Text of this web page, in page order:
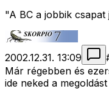
"A BC a jobbik csapat
2002.12.31. 13:09
Már régebben és
ide neked a